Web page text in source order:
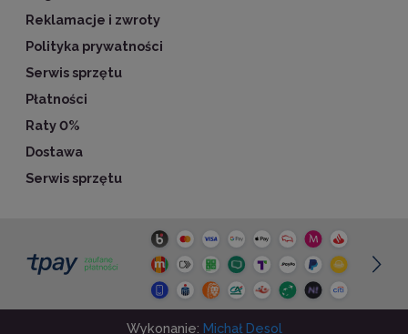
Reklamacje i zwroty
Polityka prywatności
Serwis sprzętu
Płatności
Raty 0%
Dostawa
Serwis sprzętu
Wykonanie: Michał Desol